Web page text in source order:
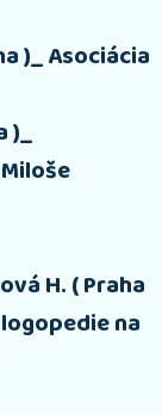
)_ Asociácia
)_
H. ( Praha
na